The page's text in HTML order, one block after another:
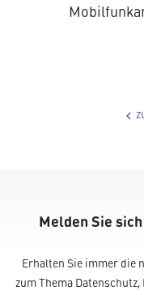
chevron_left
Melden Sie
Erhalten Sie immer die
zum Thema